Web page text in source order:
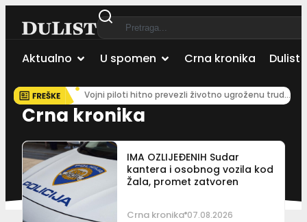
Aktualno U spomen Crna kronika Dulist
Vojni piloti hitno prevezli životno ugroženu trudnicu iz Dubrovnika u Split
Crna kronika
IMA OZLIJEĐENIH Sudar
kantera i osobnog vozila kod
Žala, promet zatvoren
Crna kronika 07.08.2026